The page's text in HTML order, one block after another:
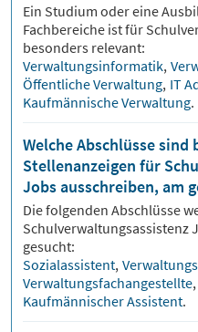
Ein Studium oder eine
Fachbereiche ist für
besonders relevant:
Verwaltungsinformatik,
Öffentliche Verwaltung, IT
Kaufmännische Verwaltung.
Welche Abschlüsse
Stellenanzeigen für
Jobs ausschreiben, am
Die folgenden Abschlüsse
Schulverwaltungsassistenz
gesucht:
Sozialassistent,
Verwaltungsfachangestellte,
Kaufmännischer Assistent.